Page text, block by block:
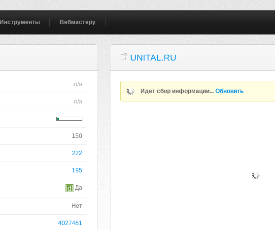
Инструменты Вебмастеру
n/a
n/a
150
222
195
Да
Нет
4027461
UNITAL.RU
Идет сбор информации...Обновить